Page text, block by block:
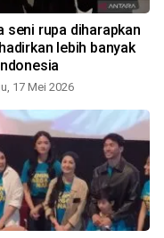
seni rupa diharapkan
lebih banyak
17 Mei 2026